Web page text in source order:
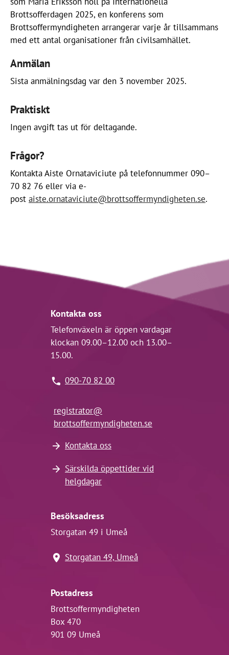
Brottsofferdagen 2025, en konferens som
Brottsoffermyndigheten arrangerar varje år tillsammans
med ett antal organisationer från civilsamhället.
Anmälan
Sista anmälningsdag var den 3 november 2025.
Praktiskt
Ingen avgift tas ut för deltagande.
Frågor?
Kontakta Aiste Ornataviciute på telefonnummer 090–
70 82 76 eller via e-
post aiste.ornataviciute@brottsoffermyndigheten.se.
Kontakta oss
Telefonväxeln är öppen vardagar
klockan 09.00–12.00 och 13.00–
15.00.
090-70 82 00
registrator@
brottsoffermyndigheten.se
Kontakta oss
Särskilda öppettider vid
helgdagar
Besöksadress
Storgatan 49 i Umeå
Storgatan 49, Umeå
Postadress
Brottsoffermyndigheten
Box 470
901 09 Umeå